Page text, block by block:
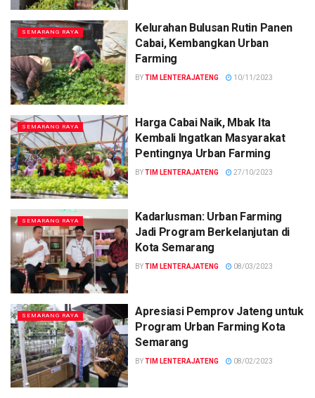
SEMARANG RAYA
Kelurahan Bulusan Rutin Panen
Cabai, Kembangkan Urban
Farming
BYTIM LENTERAJATENG 10/11/2023
SEMARANG RAYA
Harga Cabai Naik, Mbak Ita
Kembali Ingatkan Masyarakat
Pentingnya Urban Farming
BYTIM LENTERAJATENG 27/10/2023
SEMARANG RAYA
Kadarlusman: Urban Farming
Jadi Program Berkelanjutan di
Kota Semarang
BYTIM LENTERAJATENG 08/03/2023
SEMARANG RAYA
Apresiasi Pemprov Jateng untuk
Program Urban Farming Kota
Semarang
BYTIM LENTERAJATENG 08/02/2023